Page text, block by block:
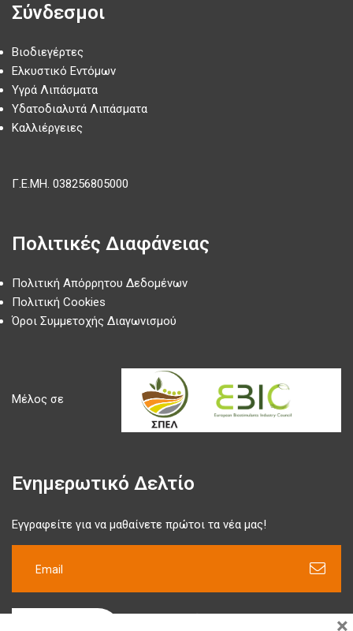
Σύνδεσμοι
Βιοδιεγέρτες
Ελκυστικό Εντόμων
Υγρά Λιπάσματα
Υδατοδιαλυτά Λιπάσματα
Καλλιέργειες
Γ.Ε.ΜΗ. 038256805000
Πολιτικές Διαφάνειας
Πολιτική Απόρρητου Δεδομένων
Πολιτική Cookies
Όροι Συμμετοχής Διαγωνισμού
Μέλος σε
Ενημερωτικό Δελτίο
Εγγραφείτε για να μαθαίνετε πρώτοι τα νέα μας!